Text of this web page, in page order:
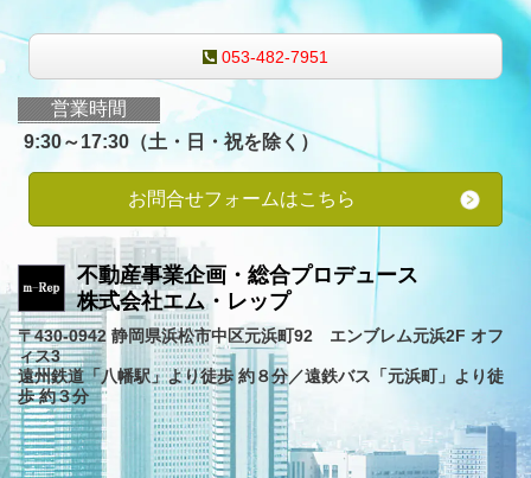
053-482-7951
営業時間
9:30～17:30（土・日・祝を除く）
お問合せフォームはこちら
不動産事業企画・総合プロデュース
株式会社エム・レップ
〒430-0942 静岡県浜松市中区元浜町92 エンブレム元浜2F オフ
ィス3
遠州鉄道「八幡駅」より徒歩 約８分／遠鉄バス「元浜町」より徒
歩 約３分